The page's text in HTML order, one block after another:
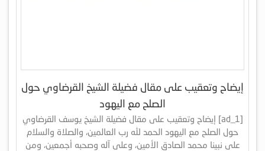
إيضاح وتعقيب على مقال فضيلة الشيخ القرضاوي حول
الصلح مع اليهود
[ad_1] إيضاح وتعقيب على مقال فضيلة الشيخ يوسف القرضاوي
حول الصلح مع اليهود الحمد لله رب العالمين، والصلاة والسلام
على نبينا محمد الصادق الأمين، وعلى آله وصحبه أجمعين، ومن